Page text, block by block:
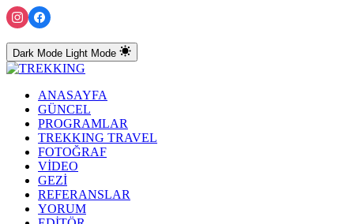
Dark Mode Light Mode
ANASAYFA
GÜNCEL
PROGRAMLAR
TREKKING TRAVEL
FOTOĞRAF
VİDEO
GEZİ
REFERANSLAR
YORUM